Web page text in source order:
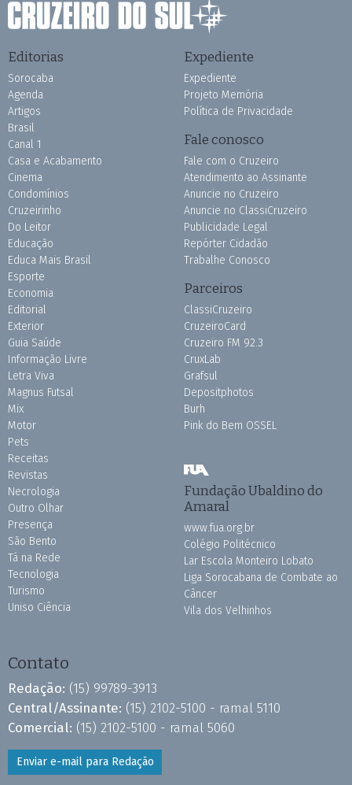
Editorias
Sorocaba
Agenda
Artigos
Brasil
Canal 1
Casa e Acabamento
Cinema
Condomínios
Cruzeirinho
Do Leitor
Educação
Educa Mais Brasil
Esporte
Economia
Editorial
Exterior
Guia Saúde
Informação Livre
Letra Viva
Magnus Futsal
Mix
Motor
Pets
Receitas
Revistas
Necrologia
Outro Olhar
Presença
São Bento
Tá na Rede
Tecnologia
Turismo
Uniso Ciência
Expediente
Expediente
Projeto Memória
Política de Privacidade
Fale conosco
Fale com o Cruzeiro
Atendimento ao Assinante
Anuncie no Cruzeiro
Anuncie no ClassiCruzeiro
Publicidade Legal
Repórter Cidadão
Trabalhe Conosco
Parceiros
ClassiCruzeiro
CruzeiroCard
Cruzeiro FM 92.3
CruxLab
Grafsul
Depositphotos
Burh
Pink do Bem OSSEL
Fundação Ubaldino do
Amaral
www.fua.org.br
Colégio Politécnico
Lar Escola Monteiro Lobato
Liga Sorocabana de Combate ao
Câncer
Vila dos Velhinhos
Contato
Redação: (15) 99789-3913
Central/Assinante: (15) 2102-5100 - ramal 5110
Comercial: (15) 2102-5100 - ramal 5060
Enviar e-mail para Redação